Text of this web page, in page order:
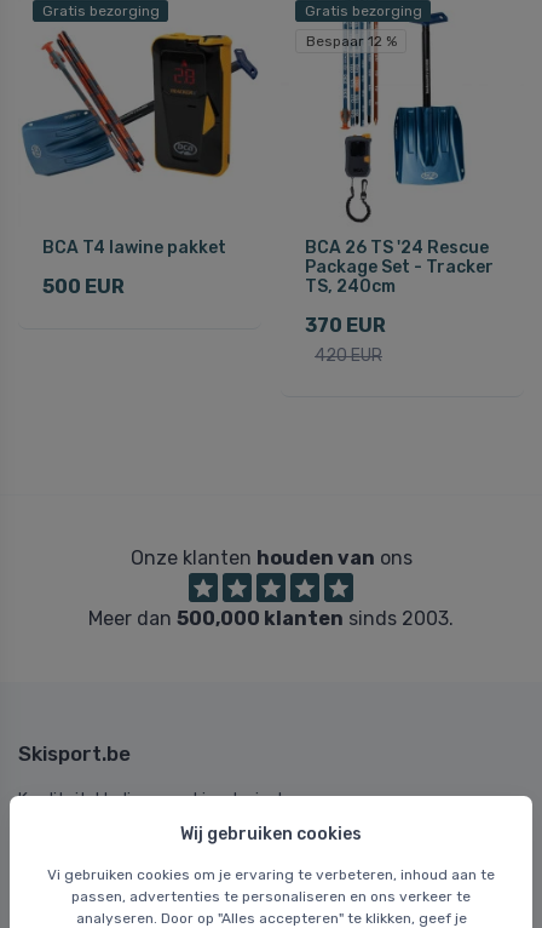
Wij gebruiken cookies
Vi gebruiken cookies om je ervaring te verbeteren, inhoud aan te
passen, advertenties te personaliseren en ons verkeer te
analyseren. Door op "Alles accepteren" te klikken, geef je
Gratis bezorging
BCA T4 lawine pakket
500 EUR
Gratis bezorging
Bespaar 12 %
BCA 26 TS '24 Rescue
Package Set - Tracker
TS, 240cm
370 EUR
420 EUR
Onze klanten houden van ons
Meer dan 500,000 klanten sinds 2003.
Skisport.be
Kwaliteitskleding en -skimateriaal voor mannen, vrouwen en
kinderen. Onze online skishop begon in 2000 en vandaag de dag
bieden we meer dan 80 bekende merken met snelle levering.
België (Nederlands) (EUR)